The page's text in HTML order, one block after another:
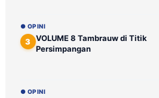
● OPINI
3 VOLUME 8 Tambrauw di Titik
Persimpangan
● OPINI